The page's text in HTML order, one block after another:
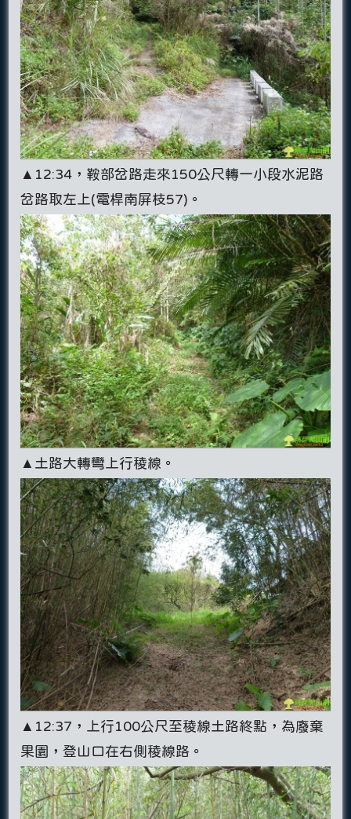
▲12:34，鞍部岔路走來150公尺轉一小段水泥路
岔路取左上(電桿南屏枝57)。
▲土路大轉彎上行稜線。
▲12:37，上行100公尺至稜線土路終點，為廢棄
果園，登山口在右側稜線路。